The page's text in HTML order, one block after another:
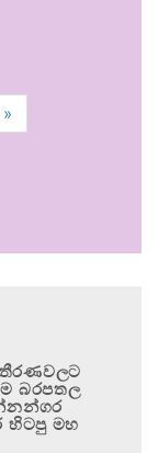
»
තීරණවලට
බරපතල
හිටපු මහ